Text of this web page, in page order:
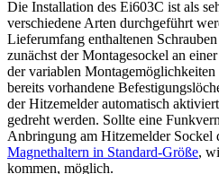
Die Installation des Ei603C ist als
verschiedene Arten durchgeführt
Lieferumfang enthaltenen
zunächst der Montagesockel an
der variablen
bereits vorhandene
der Hitzemelder automatisch
gedreht werden. Sollte eine
Anbringung am Hitzemelder Sockel
Magnethaltern in Standard-Größe,
kommen, möglich.